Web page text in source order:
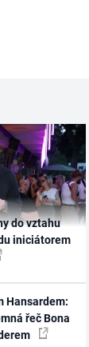
do vztahu
iniciátorem
Hansardem:
řeč Bona